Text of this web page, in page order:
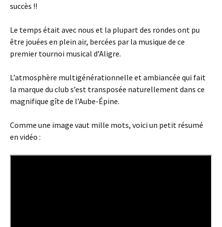
succès !!
Le temps était avec nous et la plupart des rondes ont pu
être jouées en plein air, bercées par la musique de ce
premier tournoi musical d’Aligre.
L’atmosphère multigénérationnelle et ambiancée qui fait
la marque du club s’est transposée naturellement dans ce
magnifique gîte de l’Aube-Épine.
Comme une image vaut mille mots, voici un petit résumé
en vidéo :